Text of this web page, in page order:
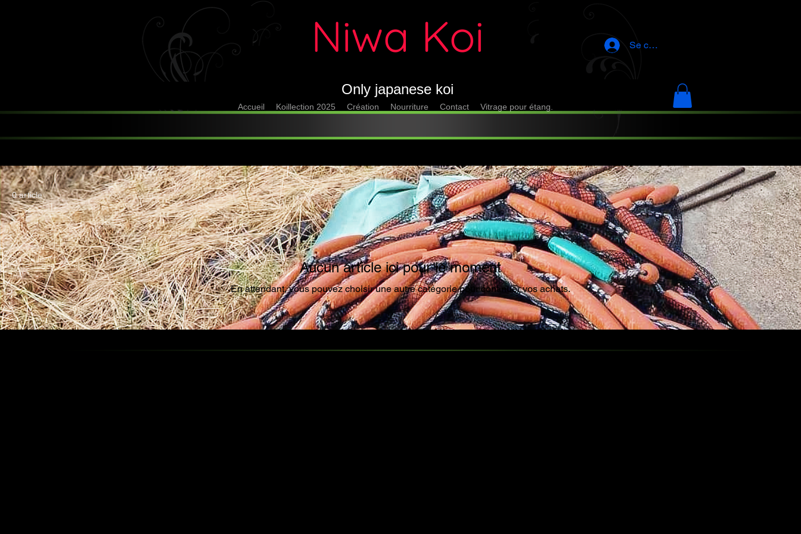
Niwa Koi
Only japanese koi
Accueil Koillection 2025 Création Nourriture Contact Vitrage pour étang.
Se connecter
0 article
Aucun article ici pour le moment
En attendant, vous pouvez choisir une autre catégorie pour continuer vos achats.